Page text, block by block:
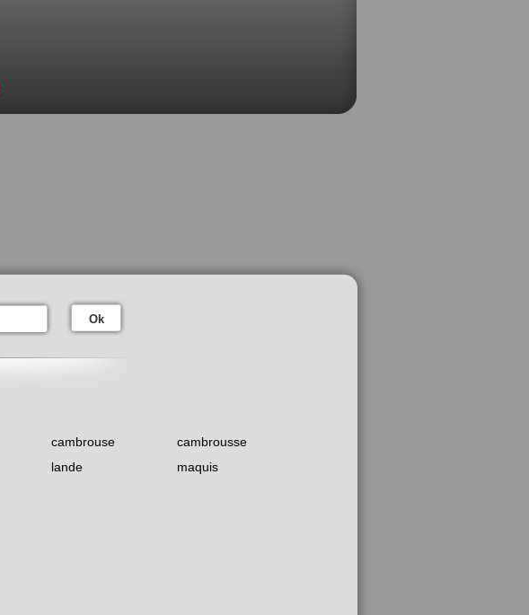
Ok
cambrouse
cambrousse
lande maquis